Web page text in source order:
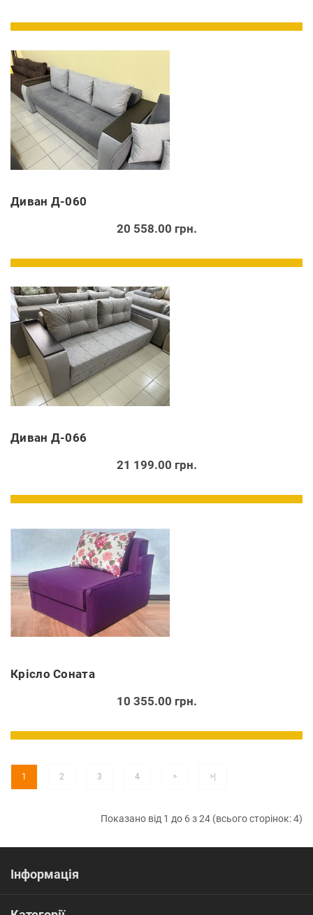
Диван Д-060
20 558.00 грн.
Диван Д-066
21 199.00 грн.
Крісло Соната
10 355.00 грн.
1 2 3 4 > >|
Показано від 1 до 6 з 24 (всього сторінок: 4)
Інформація